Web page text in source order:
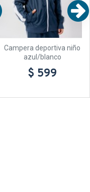
Campera deportiva niño
azul/blanco
$ 599